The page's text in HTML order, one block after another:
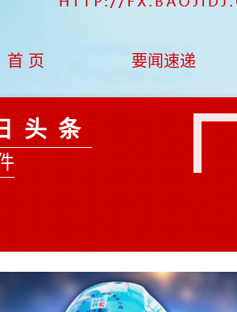
首 页 要闻速递
头条